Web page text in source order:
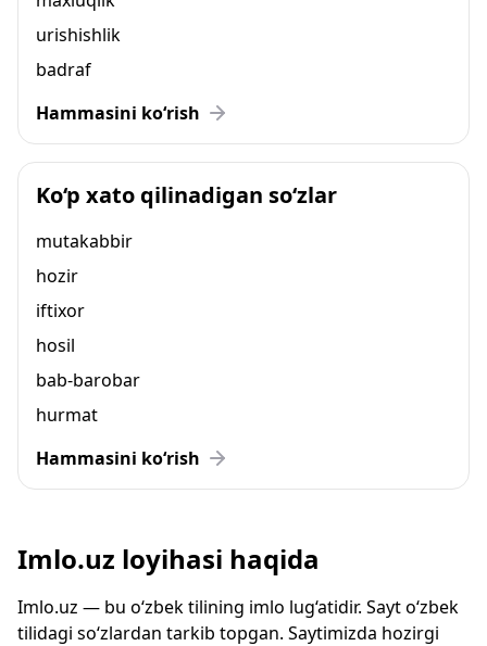
urishishlik
badraf
Hammasini ko‘rish
Ko‘p xato qilinadigan so‘zlar
mutakabbir
hozir
iftixor
hosil
bab-barobar
hurmat
Hammasini ko‘rish
Imlo.uz loyihasi haqida
Imlo.uz — bu o‘zbek tilining imlo lug‘atidir. Sayt o‘zbek
tilidagi so‘zlardan tarkib topgan. Saytimizda hozirgi